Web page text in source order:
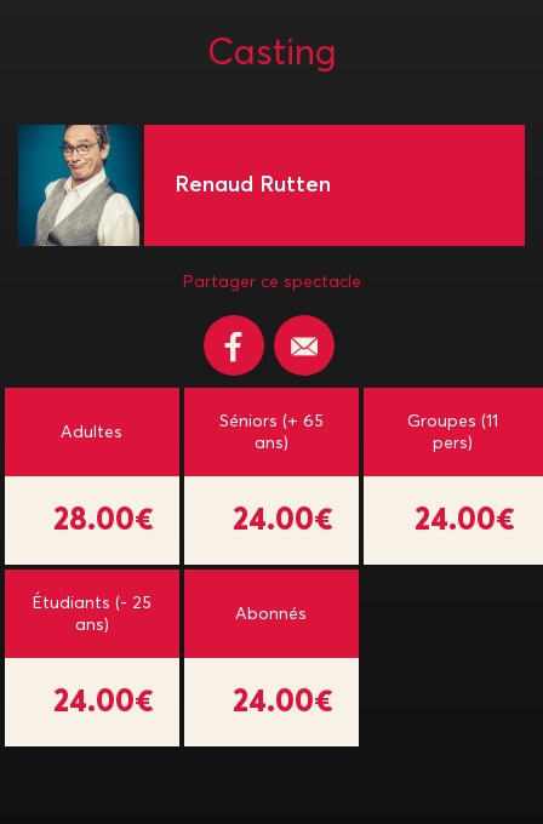
Casting
Renaud Rutten
Partager ce spectacle
Adultes
28.00€
Séniors (+ 65
ans)
24.00€
Groupes (11
pers)
24.00€
Étudiants (- 25
ans)
24.00€
Abonnés
24.00€